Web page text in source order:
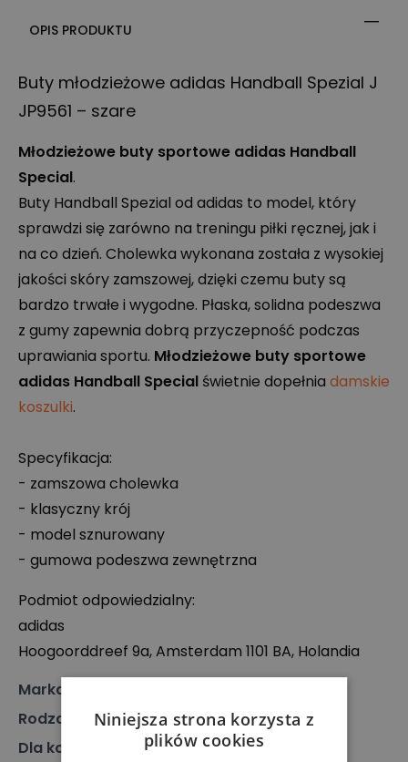
OPIS PRODUKTU
Buty młodzieżowe adidas Handball Spezial J
JP9561 – szare
Młodzieżowe buty sportowe adidas Handball
Special.
Buty Handball Spezial od adidas to model, który
sprawdzi się zarówno na treningu piłki ręcznej, jak i
na co dzień. Cholewka wykonana została z wysokiej
jakości skóry zamszowej, dzięki czemu buty są
bardzo trwałe i wygodne. Płaska, solidna podeszwa
z gumy zapewnia dobrą przyczepność podczas
uprawiania sportu. Młodzieżowe buty sportowe
adidas Handball Special świetnie dopełnia damskie
koszulki.
Specyfikacja:
- zamszowa cholewka
- klasyczny krój
- model sznurowany
- gumowa podeszwa zewnętrzna
Podmiot odpowiedzialny:
adidas
Hoogoorddreef 9a, Amsterdam 1101 BA, Holandia
Marka
Rodzaj
Obuwie, Sneakersy
Dla kogo
Dla dziecka, Dla niej
Niniejsza strona korzysta z
plików cookies